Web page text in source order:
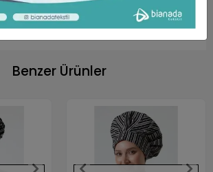
Kafa yapısına göre ayarlanabilir.
Benzer Ürünler